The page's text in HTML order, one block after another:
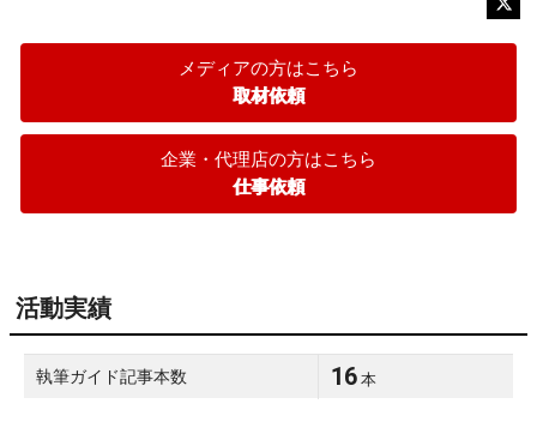
メディアの方はこちら
取材依頼
企業・代理店の方はこちら
仕事依頼
活動実績
執筆ガイド記事本数 16 本